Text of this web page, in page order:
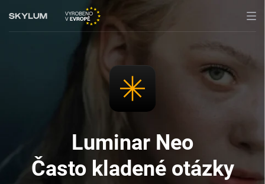
Luminar Neo
Často kladené otázky